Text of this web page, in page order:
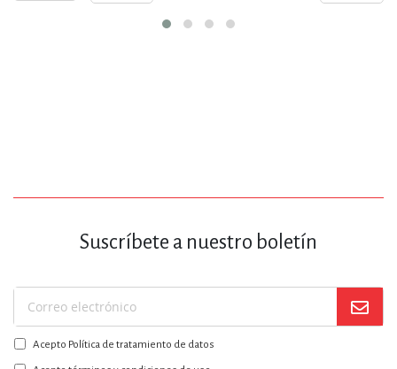
Suscríbete a nuestro boletín
Suscríbase
a
nuestroAcepto Política de tratamiento de datos